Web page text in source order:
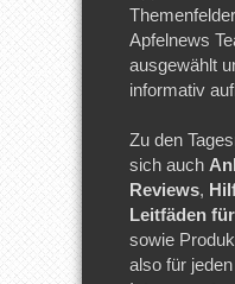
Apfelnews
ausgewählt
informativ
Zu den
sich auch
Reviews,
Leitfäden
sowie
also für